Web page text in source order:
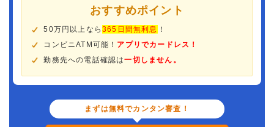
おすすめポイント
50万円以上なら365日間無利息 ！
コンビニATM可能！ アプリでカードレス！
勤務先への電話確認は一切しません。
まずは無料でカンタン審査！